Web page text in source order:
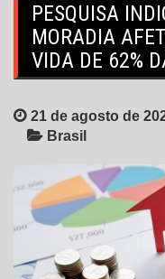
PESQUISA
MORADIA
VIDA DE 62%
21 de agosto de
Brasil